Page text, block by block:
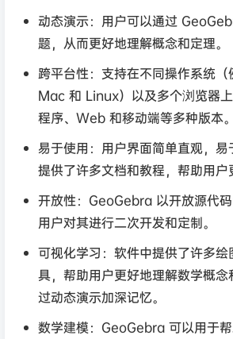
动态演示：用户可以通过
题，从而更好地理解概念和定理。
跨平台性：支持在不同操作系统（
Mac 和 Linux）以及多个浏览器
程序、Web 和移动端等多种版本。
易于使用：用户界面简单直观，
提供了许多文档和教程，帮助用户
开放性：GeoGebra 以开放源代
用户对其进行二次开发和定制。
可视化学习：软件中提供了许多绘
具，帮助用户更好地理解数学概
过动态演示加深记忆。
数学建模：GeoGebra 可以用于